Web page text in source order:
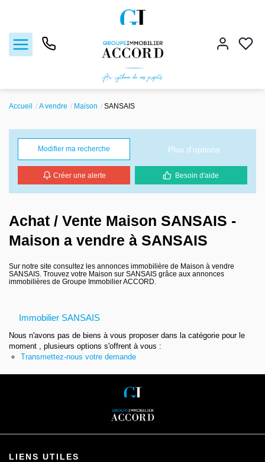
Locations
Estimation
Gestion locative
Nos agences
Contact
Accueil A vendre Maison SANSAIS
Modifier ma recherche Plus d'options
Créer une alerte Besoin d'aide
Achat / Vente Maison SANSAIS -
Maison a vendre à SANSAIS
Sur notre site consultez les annonces immobilière de Maison à vendre
SANSAIS. Trouvez votre Maison sur SANSAIS grâce aux annonces
immobilières de Groupe Immobilier ACCORD.
Immobilier SANSAIS
Nous n'avons pas de biens à vous proposer dans la catégorie pour le
moment , plusieurs options s'offrent à vous :
Transmettez-nous votre demande
LIENS UTILES